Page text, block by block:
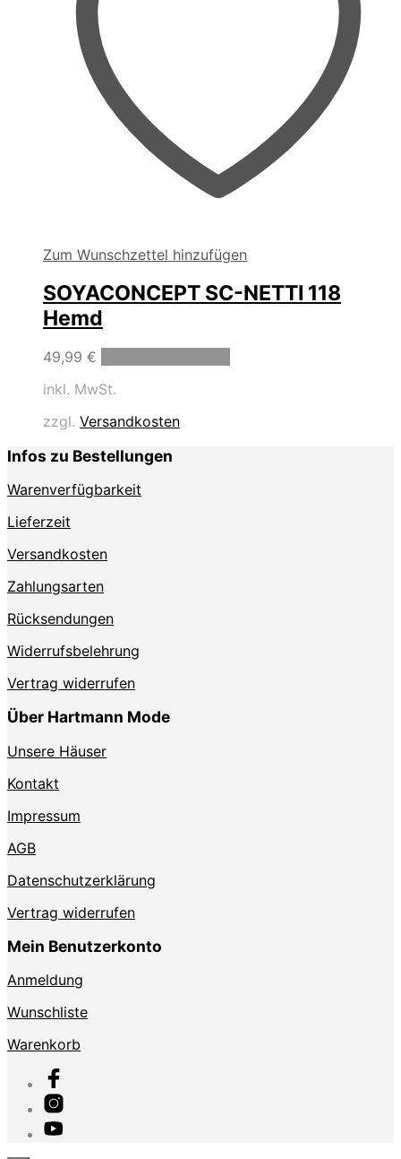
Zum Wunschzettel hinzufügen
SOYACONCEPT SC-NETTI 118
Hemd
49,99 €
inkl. MwSt.
zzgl. Versandkosten
Infos zu Bestellungen
Warenverfügbarkeit
Lieferzeit
Versandkosten
Zahlungsarten
Rücksendungen
Widerrufsbelehrung
Vertrag widerrufen
Über Hartmann Mode
Unsere Häuser
Kontakt
Impressum
AGB
Datenschutzerklärung
Vertrag widerrufen
Mein Benutzerkonto
Anmeldung
Wunschliste
Warenkorb